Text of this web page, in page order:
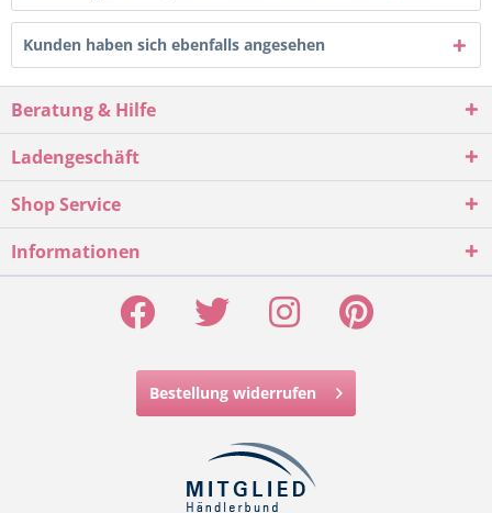
Kunden haben sich ebenfalls angesehen
Beratung & Hilfe
Ladengeschäft
Shop Service
Informationen
Bestellung widerrufen